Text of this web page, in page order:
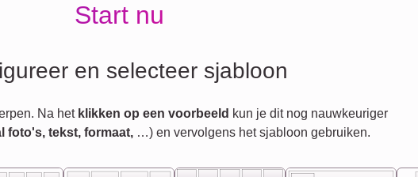
Start nu
en selecteer sjabloon
Na het klikken op een voorbeeld kun je dit nog nauwkeuriger
foto's, tekst, formaat, …) en vervolgens het sjabloon gebruiken.